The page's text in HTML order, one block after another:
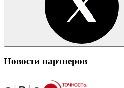
Новости партнеров